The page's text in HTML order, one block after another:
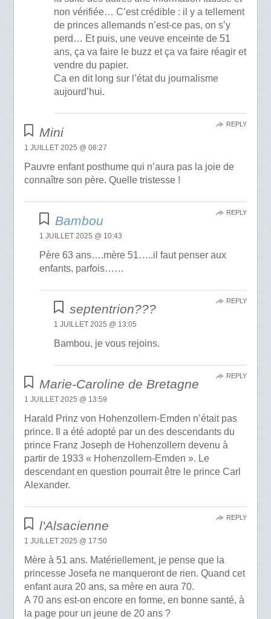
non vérifiée… C’est crédible : il y a tellement
de princes allemands n’est-ce pas, on s’y
perd… Et puis, une veuve enceinte de 51
ans, ça va faire le buzz et ça va faire réagir et
vendre du papier.
Ca en dit long sur l’état du journalisme
aujourd’hui.
Mini
1 JUILLET 2025 @ 08:27
Pauvre enfant posthume qui n’aura pas la joie de
connaître son père. Quelle tristesse !
REPLY
Bambou
1 JUILLET 2025 @ 10:43
Père 63 ans….mère 51…..il faut penser aux
enfants, parfois……
REPLY
septentrion???
1 JUILLET 2025 @ 13:05
Bambou, je vous rejoins.
REPLY
Marie-Caroline de Bretagne
1 JUILLET 2025 @ 13:59
Harald Prinz von Hohenzollern-Emden n’était pas
prince. Il a été adopté par un des descendants du
prince Franz Joseph de Hohenzollern devenu à
partir de 1933 « Hohenzollern-Emden ». Le
descendant en question pourrait être le prince Carl
Alexander.
REPLY
l'Alsacienne
1 JUILLET 2025 @ 17:50
Mère à 51 ans. Matériellement, je pense que la
princesse Josefa ne manqueront de rien. Quand cet
enfant aura 20 ans, sa mère en aura 70.
A 70 ans est-on encore en forme, en bonne santé, à
la page pour un jeune de 20 ans ?
REPLY